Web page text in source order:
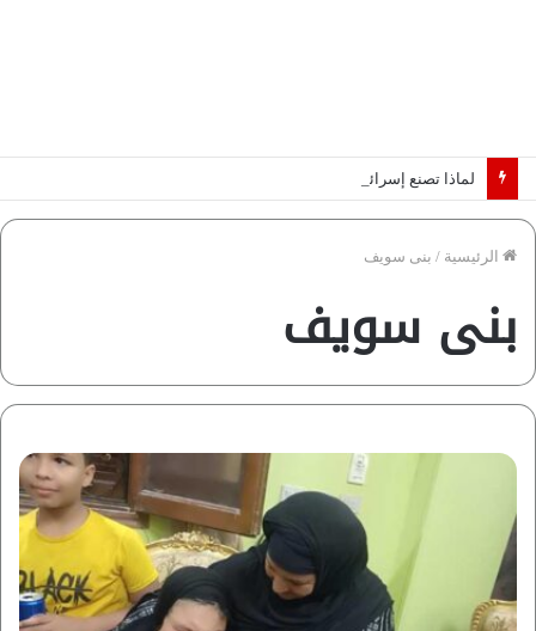
الرئيسية / بنى سويف
بنى سويف